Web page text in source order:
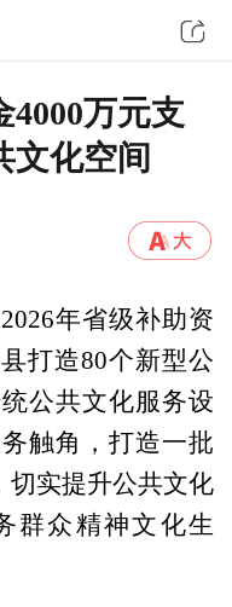
4000万元支
文化空间
年省级补助资
打造80个新型公
公共文化服务设
触角，打造一批
切实提升公共文化
群众精神文化生